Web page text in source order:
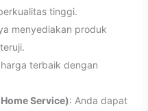
tinggi.
menyediakan produk
terbaik dengan
Service): Anda dapat